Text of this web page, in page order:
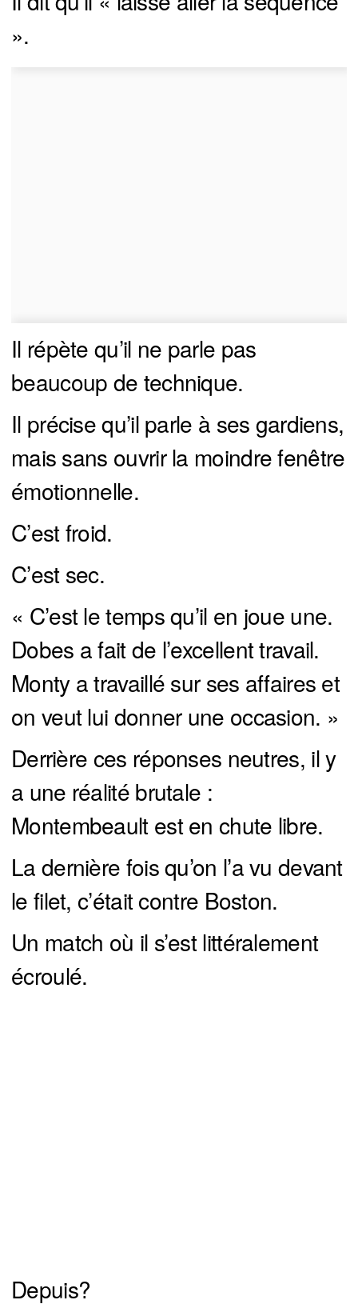
».
Il répète qu’il ne parle pas
beaucoup de technique.
Il précise qu’il parle à ses gardiens,
mais sans ouvrir la moindre fenêtre
émotionnelle.
C’est froid.
C’est sec.
« C’est le temps qu’il en joue une.
Dobes a fait de l’excellent travail.
Monty a travaillé sur ses affaires et
on veut lui donner une occasion. »
Derrière ces réponses neutres, il y
a une réalité brutale :
Montembeault est en chute libre.
La dernière fois qu’on l’a vu devant
le filet, c’était contre Boston.
Un match où il s’est littéralement
écroulé.
Depuis?